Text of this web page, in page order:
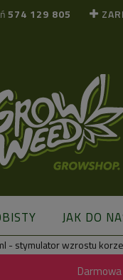
574 129 805
JAK DO
- stymulator wzrostu